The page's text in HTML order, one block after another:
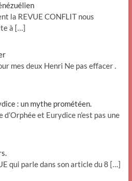
la REVUE CONFLIT nous
à […]
mes deux Henri Ne pas effacer .
: un mythe prométéen.
d’Orphée et Eurydice n’est pas une
qui parle dans son article du 8 […]